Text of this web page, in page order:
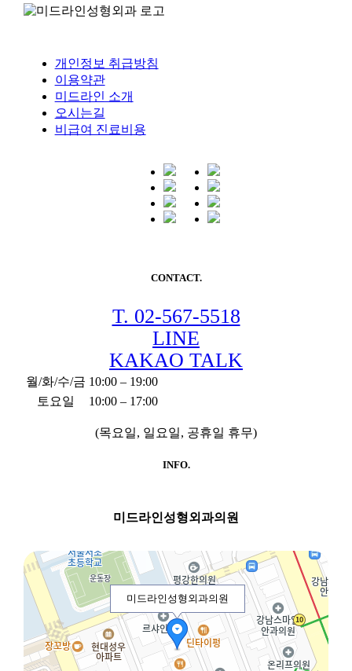
개인정보 취급방침
이용약관
미드라인 소개
오시는길
비급여 진료비용
CONTACT.
T. 02-567-5518
LINE
KAKAO TALK
월/화/수/금 10:00 – 19:00
토요일
10:00 – 17:00
(목요일, 일요일, 공휴일 휴무)
INFO.
미드라인성형외과의원
미드라인성형외과의원